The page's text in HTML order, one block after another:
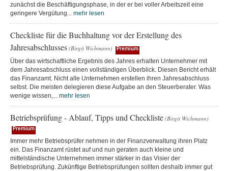
zunächst die Beschäftigungsphase, in der er bei voller Arbeitszeit eine
geringere Vergütung... mehr lesen
Checkliste für die Buchhaltung vor der Erstellung des
Jahresabschlusses (Birgit Wichmann) Premium
Über das wirtschaftliche Ergebnis des Jahres erhalten Unternehmer mit
dem Jahresabschluss einen vollständigen Überblick. Diesen Bericht erhält
das Finanzamt. Nicht alle Unternehmen erstellen ihren Jahresabschluss
selbst. Die meisten delegieren diese Aufgabe an den Steuerberater. Was
wenige wissen,... mehr lesen
Betriebsprüfung - Ablauf, Tipps und Checkliste (Birgit Wichmann)
Premium
Immer mehr Betriebsprüfer nehmen in der Finanzverwaltung ihren Platz
ein. Das Finanzamt rüstet auf und nun geraten auch kleine und
mittelständische Unternehmen immer stärker in das Visier der
Betriebsprüfung. Zukünftige Betriebsprüfungen sollten deshalb immer gut